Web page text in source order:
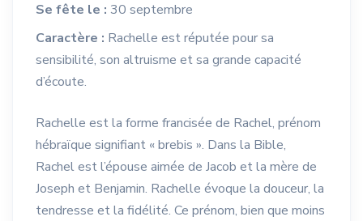
Se fête le : 30 septembre
Caractère : Rachelle est réputée pour sa
sensibilité, son altruisme et sa grande capacité
d’écoute.
Rachelle est la forme francisée de Rachel, prénom
hébraïque signifiant « brebis ». Dans la Bible,
Rachel est l’épouse aimée de Jacob et la mère de
Joseph et Benjamin. Rachelle évoque la douceur, la
tendresse et la fidélité. Ce prénom, bien que moins